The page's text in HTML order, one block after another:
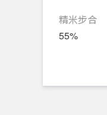
精米步合
55%